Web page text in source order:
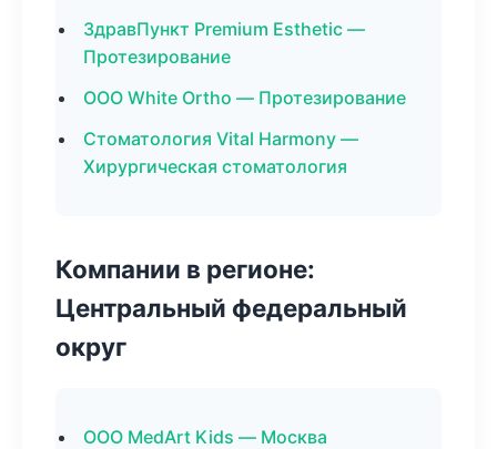
ЗдравПункт Premium Esthetic —
Протезирование
ООО White Ortho — Протезирование
Стоматология Vital Harmony —
Хирургическая стоматология
Компании в регионе:
Центральный федеральный
округ
ООО MedArt Kids — Москва